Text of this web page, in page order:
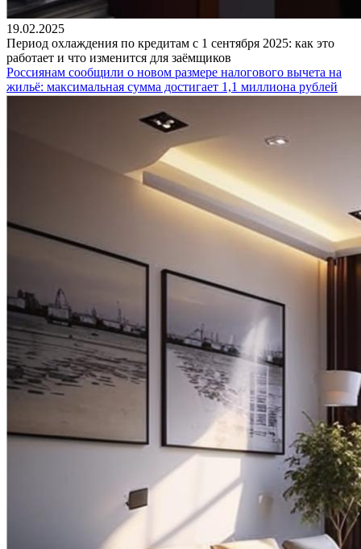
19.02.2025
Период охлаждения по кредитам с 1 сентября 2025: как это
работает и что изменится для заёмщиков
Россиянам сообщили о новом размере налогового вычета на
жильё: максимальная сумма достигает 1,1 миллиона рублей